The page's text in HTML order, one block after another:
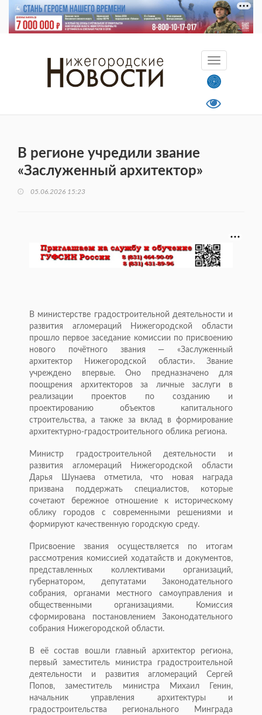
В регионе учредили звание
«Заслуженный архитектор»
05.06.2026 15:23
В министерстве градостроительной деятельности и
развития агломераций Нижегородской области
прошло первое заседание комиссии по присвоению
нового почётного звания — «Заслуженный
архитектор Нижегородской области». Звание
учреждено впервые. Оно предназначено для
поощрения архитекторов за личные заслуги в
реализации проектов по созданию и
проектированию объектов капитального
строительства, а также за вклад в формирование
архитектурно-градостроительного облика региона.
Министр градостроительной деятельности и
развития агломераций Нижегородской области
Дарья Шунаева отметила, что новая награда
призвана поддержать специалистов, которые
сочетают бережное отношение к историческому
облику городов с современными решениями и
формируют качественную городскую среду.
Присвоение звания осуществляется по итогам
рассмотрения комиссией ходатайств и документов,
представленных коллективами организаций,
губернатором, депутатами Законодательного
собрания, органами местного самоуправления и
общественными организациями. Комиссия
сформирована постановлением Законодательного
собрания Нижегородской области.
В её состав вошли главный архитектор региона,
первый заместитель министра градостроительной
деятельности и развития агломераций Сергей
Попов, заместитель министра Михаил Генин,
начальник управления архитектуры и
градостроительства регионального Минграда